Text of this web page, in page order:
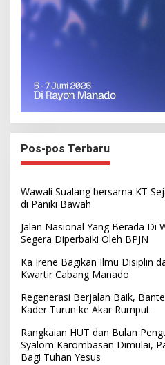
Pos-pos Terbaru
Wawali Sualang bersama KT
di Paniki Bawah
Jalan Nasional Yang Berada Di
Segera Diperbaiki Oleh BPJN
Ka Irene Bagikan Ilmu Disiplin
Kwartir Cabang Manado
Regenerasi Berjalan Baik,
Kader Turun ke Akar Rumput
Rangkaian HUT dan Bulan
Syalom Karombasan Dimulai,
Bagi Tuhan Yesus